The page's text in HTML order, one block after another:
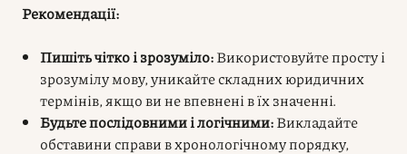
Рекомендації:
Пишіть чітко і зрозуміло:Використовуйте просту і
зрозумілу мову, уникайте складних юридичних
термінів, якщо ви не впевнені в їх значенні.
Будьте послідовними і логічними:Викладайте
обставини справи в хронологічному порядку,